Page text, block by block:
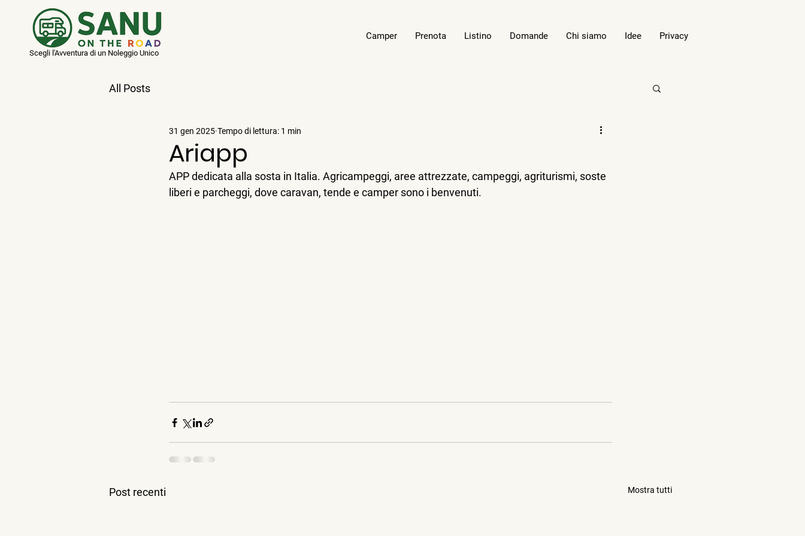
Scegli l'Avventura di un Noleggio Unico
Camper Prenota Listino Domande Chi siamo Idee Privacy
All Posts
Ariapp
31 gen 2025 Tempo di lettura: 1 min
APP dedicata alla sosta in Italia. Agricampeggi, aree attrezzate, campeggi, agriturismi, soste
liberi e parcheggi, dove caravan, tende e camper sono i benvenuti.
Post recenti Mostra tutti